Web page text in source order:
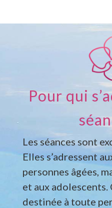
Pour qui
Les séances sont
Elles s’adressent
personnes âgées,
et aux
destinée à toute